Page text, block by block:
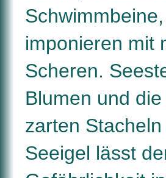
imponieren mit
Scheren.
Blumen und
zarten
Seeigel lässt